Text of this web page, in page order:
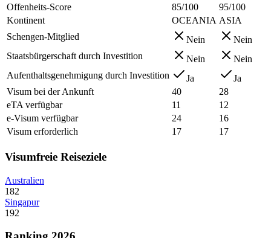
Offenheits-Score
85/100
95/100
Kontinent
OCEANIA ASIA
Schengen-Mitglied
Nein
Nein
Staatsbürgerschaft durch Investition
Nein
Nein
Aufenthaltsgenehmigung durch Investition
Ja
Ja
Visum bei der Ankunft
40
28
eTA verfügbar
11
12
e-Visum verfügbar
24
16
Visum erforderlich
17 17
Visumfreie Reiseziele
Australien
182
Singapur
192